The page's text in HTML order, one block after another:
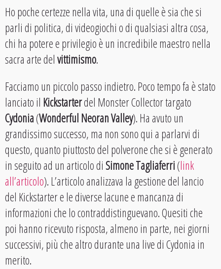
Ho poche certezze nella vita, una di quelle è sia che si
parli di politica, di videogiochi o di qualsiasi altra cosa,
chi ha potere e privilegio è un incredibile maestro nella
sacra arte delvittimismo.
Facciamo un piccolo passo indietro. Poco tempo fa è stato
lanciato il Kickstarterdel Monster Collector targato
Cydonia(Wonderful Neoran Valley). Ha avuto un
grandissimo successo, ma non sono qui a parlarvi di
questo, quanto piuttosto del polverone che si è generato
in seguito ad un articolo diSimone Tagliaferri(link
all’articolo). L’articolo analizzava la gestione del lancio
del Kickstarter e le diverse lacune e mancanza di
informazioni che lo contraddistinguevano. Quesiti che
poi hanno ricevuto risposta, almeno in parte, nei giorni
successivi, più che altro durante una live di Cydonia in
merito.